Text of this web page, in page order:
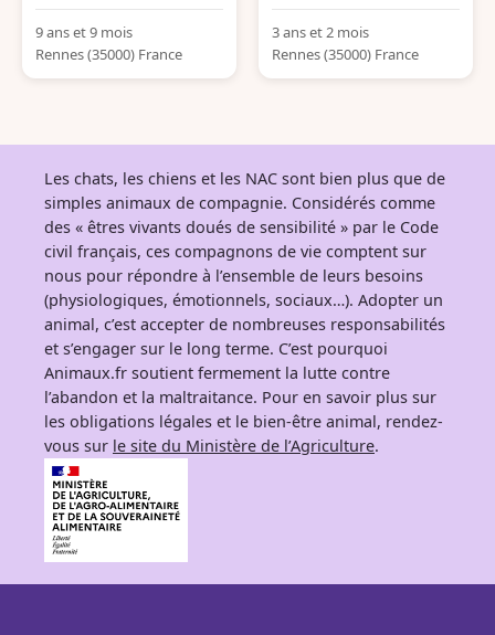
9 ans et 9 mois
Rennes (35000) France
3 ans et 2 mois
Rennes (35000) France
Les chats, les chiens et les NAC sont bien plus que de
simples animaux de compagnie. Considérés comme
des « êtres vivants doués de sensibilité » par le Code
civil français, ces compagnons de vie comptent sur
nous pour répondre à l’ensemble de leurs besoins
(physiologiques, émotionnels, sociaux…). Adopter un
animal, c’est accepter de nombreuses responsabilités
et s’engager sur le long terme. C’est pourquoi
Animaux.fr soutient fermement la lutte contre
l’abandon et la maltraitance. Pour en savoir plus sur
les obligations légales et le bien-être animal, rendez-
vous sur le site du Ministère de l’Agriculture.